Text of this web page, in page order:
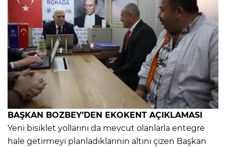
BAŞKAN BOZBEY’DEN EKOKENT AÇIKLAMASI
Yeni bisiklet yollarını da mevcut olanlarla entegre
hale getirmeyi planladıklarının altını çizen Başkan